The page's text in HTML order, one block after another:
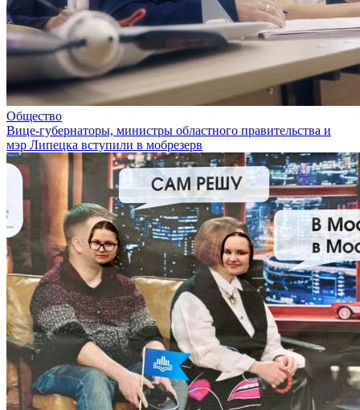
Общество
Вице-губернаторы, министры областного правительства и
мэр Липецка вступили в мобрезерв